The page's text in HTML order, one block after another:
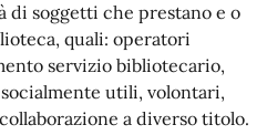
di soggetti che prestano e o
quali: operatori
servizio bibliotecario,
utili, volontari,
a diverso titolo.